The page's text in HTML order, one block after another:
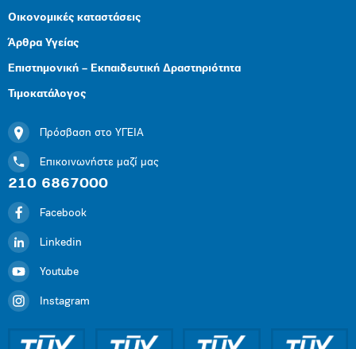
Οικονομικές καταστάσεις
Άρθρα Υγείας
Επιστημονική – Εκπαιδευτική Δραστηριότητα
Τιμοκατάλογος
Πρόσβαση στο ΥΓΕΙΑ
Επικοινωνήστε μαζί μας
210 6867000
Facebook
Linkedin
Youtube
Instagram